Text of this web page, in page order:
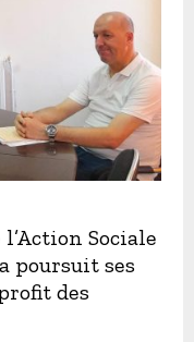
Sociale
poursuit ses
des